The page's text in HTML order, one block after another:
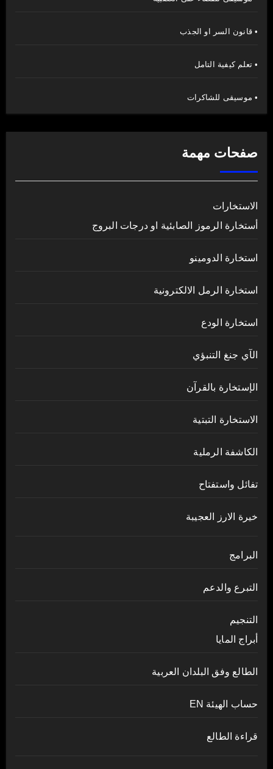
• قانون السر او الجذب
• تعلم كيفية التامل
• موسيقى للشاكرات
صفحات مهمة
الاستخارات
أستخارة الرموز الصابئية او درجات البروج
استخارة الدومينو
استخارة الرمل الالكترونية
استخارة الودع
الآي جنغ التنبؤي
الإستخارة بالقرآن
الاستخارة التبتية
الكاشفة الرملية
تفائل واستفتاح
خيرة الارز العجيبة
البرامج
التبرع والدعم
التنجيم
أبراج المايا
الطالع وفق البلدان العربية
حساب الهيئة EN
قراءة الطالع